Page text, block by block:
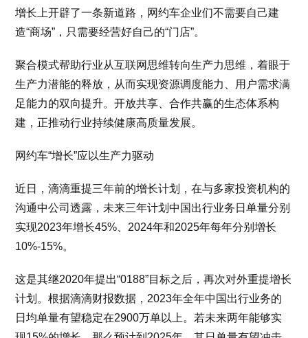
增长上开辟了一条新道路，网约车企业们不需要自己建
造“商场”，只需要经营好自己的“门店”。
聚合模式帮助行业从互联网思维转向生产力思维，着眼于
生产力潜能的释放，从而实现资源调度能力、用户需求满
足能力的双向提升。开放共享、合作共赢的生态体系构
建，正推动行业持续健康高质量发展。
网约车“增长”应以生产力驱动
近日，滴滴重提三年前的增长计划，在与多家投资机构的
沟通中公司透露，未来三年计划中国出行业务日单量分别
实现2023年增长45%、2024年和2025年每年分别增长
10%-15%。
这是其继2020年提出“0188”目标之后，再次对外重提增长
计划。根据滴滴财报数据，2023年全年中国出行业务的
日均单量有望稳定在2900万单以上。若未来两年能够实